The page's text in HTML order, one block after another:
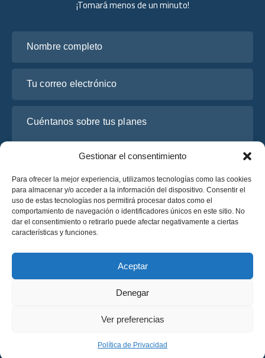
Gestionar el consentimiento
Para ofrecer la mejor experiencia, utilizamos tecnologías como las cookies
para almacenar y/o acceder a la información del dispositivo. Consentir el
uso de estas tecnologías nos permitirá procesar datos como el
comportamiento de navegación o identificadores únicos en este sitio. No
dar el consentimiento o retirarlo puede afectar negativamente a ciertas
características y funciones.
Aceptar
Denegar
Ver preferencias
Política de Privacidad
Política de Privacidad
Términos y Condiciones
¡Tomará menos de un minuto!
He leído y acepto la
Solicite un presupuesto
Solicite un presupuesto